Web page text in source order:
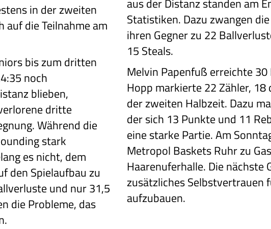
in der zweiten
auf die Teilnahme am
bis zum dritten
noch
blieben,
dritte
Während die
stark
es nicht, dem
den Spielaufbau zu
und nur 31,5
die Probleme, das
aus der Distanz standen am
Statistiken. Dazu zwangen
ihren Gegner zu 22
15 Steals.
Melvin Papenfuß erreichte 30
Hopp markierte 22 Zähler, 18
der zweiten Halbzeit. Dazu
der sich 13 Punkte und 11
eine starke Partie. Am
Metropol Baskets Ruhr zu
Haarenuferhalle. Die nächste
zusätzliches Selbstvertrauen
aufzubauen.